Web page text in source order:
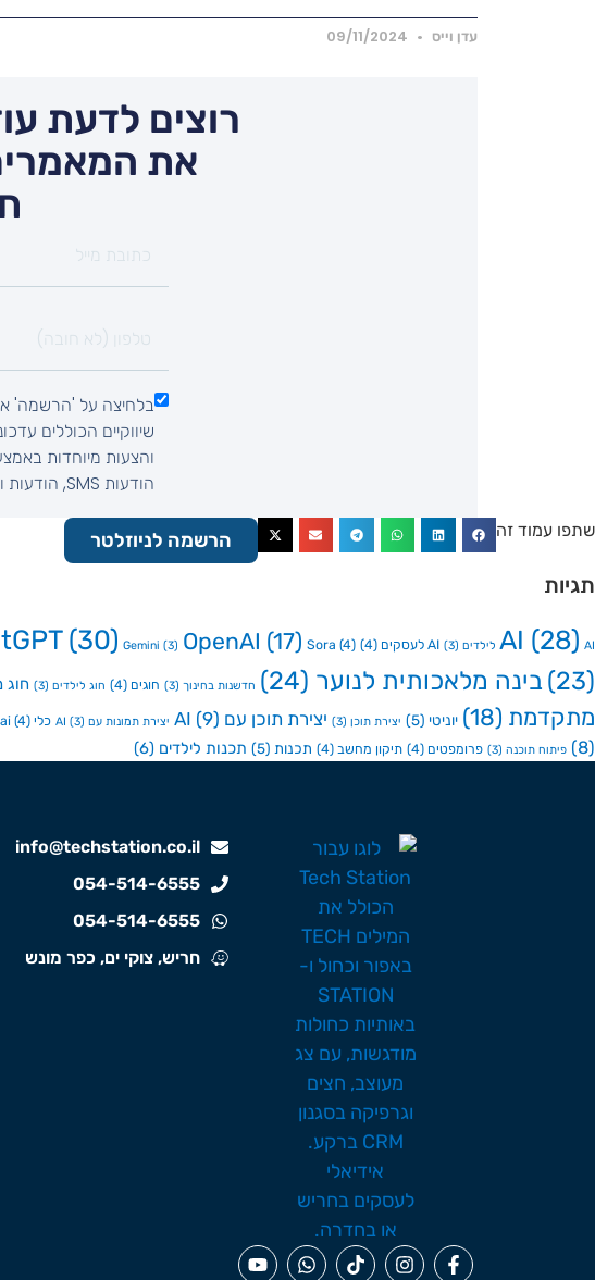
עדן וייס
רוצים לדעת
את
בלחיצה על 'הרשמה'
שיווקיים הכוללים
והצעות מיוחדות
הודעות SMS, הודעות וואטסאפ, שיחת טלפון.
שתפו עמוד זה הרשמה לניוזלטר
תגיות
AI (28) AI לילדים (3) AI לעסקים (4)
(30) Gemini (3) OpenAI (17) Sora (4)
(23)
בינה מלאכותית לנוער (24) חדשנות בחינוך (3) חוגים (4) חוג לילדים (3) חוג
מתקדמת (18) יוניטי (5) יצירת תוכן (3) יצירת תוכן עם AI (9) יצירת תמונות עם AI (3) כלי ai (4)
(8)
פיתוח תוכנה (3) פרומפטים (4) תיקון מחשב (4) תכנות (5) תכנות לילדים (6)
info@techstation.co.il
054-514-6555
054-514-6555
חריש, צוקי ים, כפר מונש